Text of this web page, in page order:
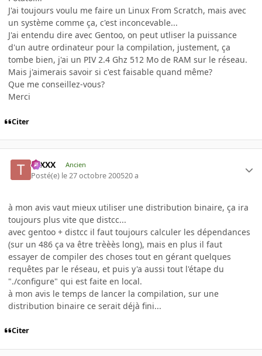
J'ai toujours voulu me faire un Linux From Scratch, mais avec
un système comme ça, c'est inconcevable...
J'ai entendu dire avec Gentoo, on peut utliser la puissance
d'un autre ordinateur pour la compilation, justement, ça
tombe bien, j'ai un PIV 2.4 Ghz 512 Mo de RAM sur le réseau.
Mais j'aimerais savoir si c'est faisable quand même?
Que me conseillez-vous?
Merci
Citer
tuXXX Ancien
Posté(e) le 27 octobre 200520 a
à mon avis vaut mieux utiliser une distribution binaire, ça ira
toujours plus vite que distcc...
avec gentoo + distcc il faut toujours calculer les dépendances
(sur un 486 ça va être trèèès long), mais en plus il faut
essayer de compiler des choses tout en gérant quelques
requêtes par le réseau, et puis y'a aussi tout l'étape du
"./configure" qui est faite en local.
à mon avis le temps de lancer la compilation, sur une
distribution binaire ce serait déjà fini...
Citer